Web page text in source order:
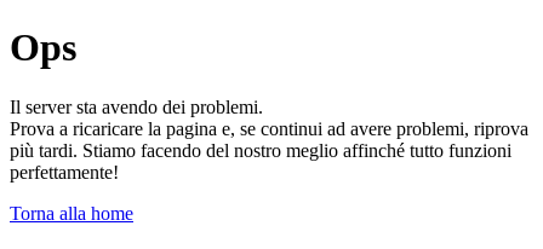
Ops
Il server sta avendo dei problemi.
Prova a ricaricare la pagina e, se continui ad avere problemi, riprova
più tardi. Stiamo facendo del nostro meglio affinché tutto funzioni
perfettamente!
Torna alla home